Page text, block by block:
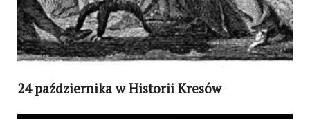
24 października w Historii Kresów